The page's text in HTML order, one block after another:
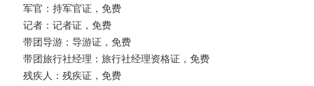
军官：持军官证，免费
记者：记者证，免费
带团导游：导游证，免费
带团旅行社经理：旅行社经理资格证，免费
残疾人：残疾证，免费